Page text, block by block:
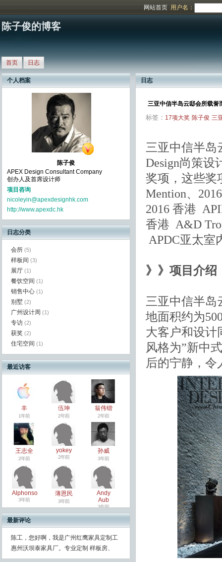
网站首页 用户名：
陈子俊的博客
首页 日志
个人档案
陈子俊
APEX Design Consultant Company
创办人及首席设计师
项目咨询
nicoleyin@apexdesignhk.com
http://www.apexdc.hk
日志分类
会所 (5)
样板间 (3)
展厅 (1)
餐饮空间 (1)
销售中心 (1)
别墅 (2)
广州设计周 (1)
专访 (2)
获奖 (2)
住宅空间 (1)
最近访客
丰
1年前
伍坤
2年前
翁伟锴
2年前
王志全
2年前
yokey
2年前
孙威
3年前
Alphonso
3年前
薄恩民
3年前
Andy
Aub
3年前
最新评论
陈工，您好啊，我是广州红鹰家具定制工
惠州沃坝泰家具厂。专业定制 样板房、
日志
三亚中信半岛云邸会所载誉
标签： 17项大奖 陈子俊 三
三亚中信半岛
Design尚策设
奖项，这些奖
Mention、
2016 香港
香港 A&D
APDC亚太室
》》 项目 介绍
三亚中信半岛
地面积约为
大客户和设计
风格为”新中
后的宁静，令